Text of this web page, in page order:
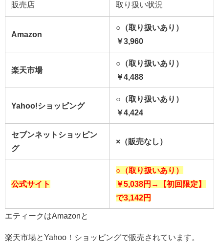
販売店 取り扱い状況
Amazon
○（取り扱いあり）
￥3,960
楽天市場
○（取り扱いあり）
￥4,488
Yahoo!ショッピング
○（取り扱いあり）
￥4,424
セブンネットショッピン
グ
×（販売なし）
公式サイト
○（取り扱いあり）
￥5,038円→【初回限定】
で3,142円
エティークはAmazonと
楽天市場とYahoo！ショッピングで販売されています。